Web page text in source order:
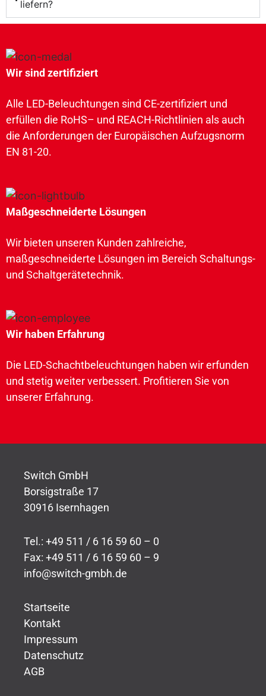
liefern?
Wir sind zertifiziert
Alle LED-Beleuchtungen sind CE-zertifiziert und
erfüllen die RoHS– und REACH-Richtlinien als auch
die Anforderungen der Europäischen Aufzugsnorm
EN 81-20.
Maßgeschneiderte Lösungen
Wir bieten unseren Kunden zahlreiche,
maßgeschneiderte Lösungen im Bereich Schaltungs-
und Schaltgerätetechnik.
Wir haben Erfahrung
Die LED-Schachtbeleuchtungen haben wir erfunden
und stetig weiter verbessert. Profitieren Sie von
unserer Erfahrung.
Switch GmbH
Borsigstraße 17
30916 Isernhagen
Tel.: +49 511 / 6 16 59 60 – 0
Fax: +49 511 / 6 16 59 60 – 9
info@switch-gmbh.de
Startseite
Kontakt
Impressum
Datenschutz
AGB